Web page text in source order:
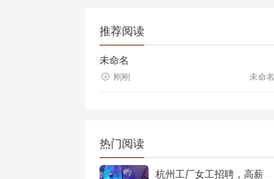
推荐阅读
未命名
刚刚 未命名
热门阅读